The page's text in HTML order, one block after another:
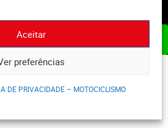
Aceitar
preferências
DE PRIVACIDADE – MOTOCICLISMO
ASSINE JÁ